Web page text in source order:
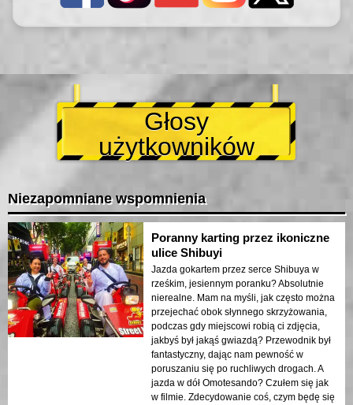
Głosy
użytkowników
Niezapomniane wspomnienia
Poranny karting przez ikoniczne
ulice Shibuyi
Jazda gokartem przez serce Shibuya w
rześkim, jesiennym poranku? Absolutnie
nierealne. Mam na myśli, jak często można
przejechać obok słynnego skrzyżowania,
podczas gdy miejscowi robią ci zdjęcia,
jakbyś był jakąś gwiazdą? Przewodnik był
fantastyczny, dając nam pewność w
poruszaniu się po ruchliwych drogach. A
jazda w dół Omotesando? Czułem się jak
w filmie. Zdecydowanie coś, czym będę się